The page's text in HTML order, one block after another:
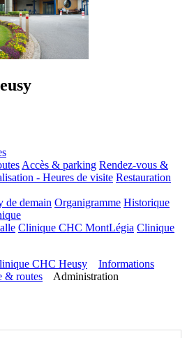
Accès & parking Rendez-vous &
- Heures de visite Restauration
de demain Organigramme Historique
Clinique CHC MontLégia Clinique
CHC Heusy
Informations
& routes Administration